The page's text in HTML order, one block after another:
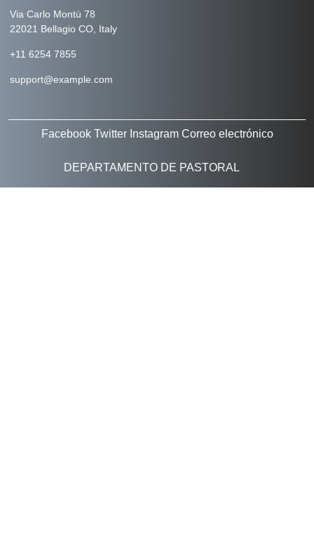
Via Carlo Montù 78
22021 Bellagio CO, Italy
+11 6254 7855
support@example.com
Facebook Twitter Instagram Correo electrónico
DEPARTAMENTO DE PASTORAL